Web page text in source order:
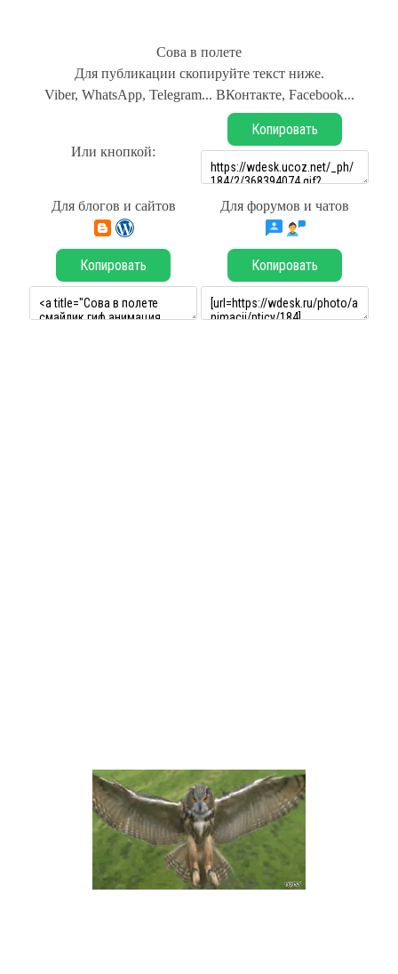
Сова в полете
Для публикации скопируйте текст ниже.
Viber, WhatsApp, Telegram... ВКонтакте, Facebook...
Или кнопкой:
Копировать
Для блогов и сайтов Для форумов и чатов
Копировать Копировать